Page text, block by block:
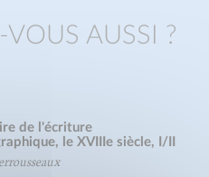
AUSSI ?
de l'écriture
le XVIIIe siècle, I/II